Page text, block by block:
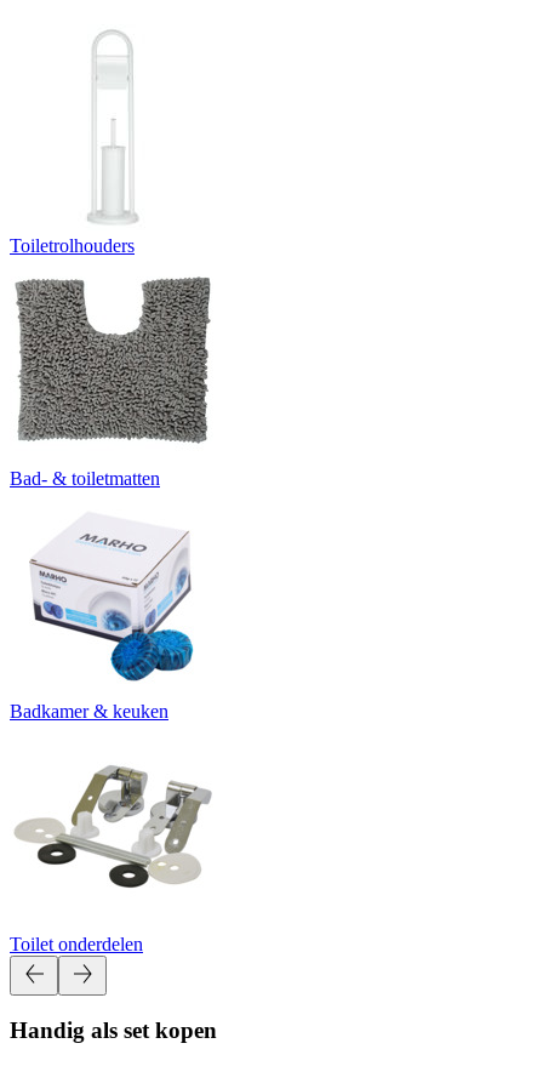
Toiletrolhouders
Bad- & toiletmatten
Badkamer & keuken
Toilet onderdelen
Handig als set kopen